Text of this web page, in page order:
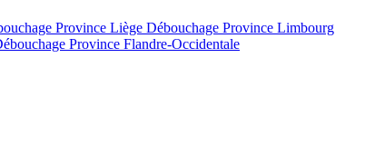
Province Liège Débouchage Province Limbourg
Province Flandre-Occidentale